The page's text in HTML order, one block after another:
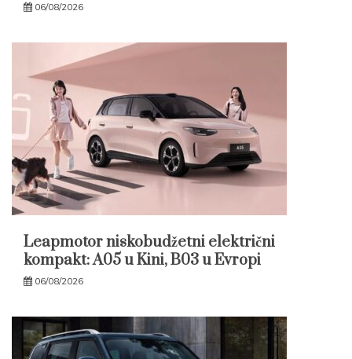
06/08/2026
Leapmotor niskobudžetni električni
kompakt: A05 u Kini, B03 u Evropi
06/08/2026